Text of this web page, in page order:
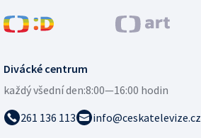
Divácké centrum
každý všední den:8:00—16:00 hodin
261 136 113
info@ceskatelevize.cz